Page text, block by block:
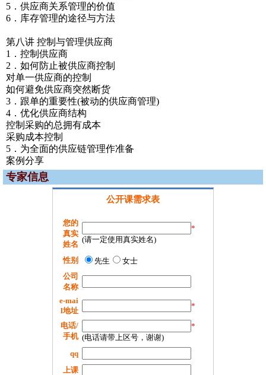
5．供应商关系管理的价值
6．库存管理的途径与方法
第八讲 控制与管理供应商
1．控制供应商
2．如何防止被供应商控制
对单一供应商的控制
如何避免供应商突然断货
3．跟单的重要性(被动的供应商管理)
4．优化供应商结构
控制采购的总拥有成本
采购成本控制
5．为全面的供应链管理作准备
案例分享
专家信息
公开课需求表
您的
真实
姓名
*
(请一定使用真实姓名)
性别 先生
女士
公司
名称
e-mai
l地址
*
电话/
手机
*
(电话请带上区号，谢谢)
qq
上课